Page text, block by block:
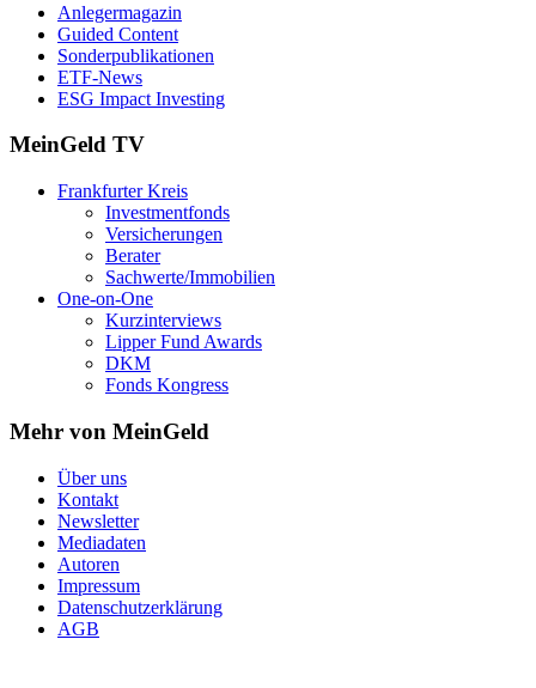
Anlegermagazin
Guided Content
Sonderpublikationen
ETF-News
ESG Impact Investing
MeinGeld TV
Frankfurter Kreis
Investmentfonds
Versicherungen
Berater
Sachwerte/Immobilien
One-on-One
Kurzinterviews
Lipper Fund Awards
DKM
Fonds Kongress
Mehr von MeinGeld
Über uns
Kontakt
Newsletter
Mediadaten
Autoren
Impressum
Datenschutzerklärung
AGB